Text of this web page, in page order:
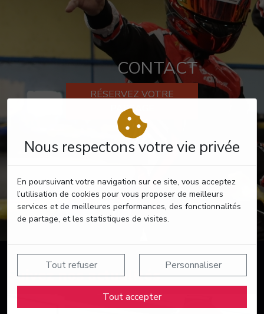
Nous respectons votre vie privée
En poursuivant votre navigation sur ce site, vous acceptez
l’utilisation de cookies pour vous proposer de meilleurs
services et de meilleures performances, des fonctionnalités
de partage, et les statistiques de visites.
Tout refuser Personnaliser
Tout accepter
CONTACT
RÉSERVEZ VOTRE
PASSAGE
Suivez nos actualités